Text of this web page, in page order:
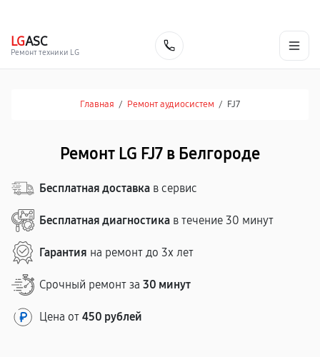
LGASC
Ремонт техники LG
Главная / Ремонт аудиосистем / FJ7
Ремонт LG FJ7 в Белгороде
Бесплатная доставка в сервис
Бесплатная диагностика в течение 30 минут
Гарантия на ремонт до 3х лет
Срочный ремонт за 30 минут
Цена от 450 рублей